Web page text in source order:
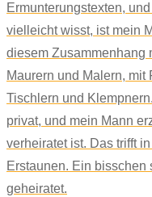
Ermunterungstexten,
vielleicht wisst, ist mein
diesem Zusammenhang
Maurern und Malern,
Tischlern und
privat, und mein Mann
verheiratet ist. Das trifft
Erstaunen. Ein bisschen
geheiratet.